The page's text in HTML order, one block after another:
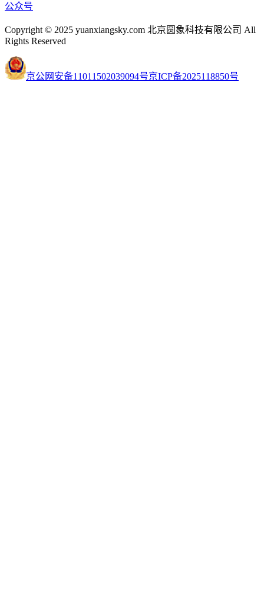
公众号
Copyright © 2025 yuanxiangsky.com 北京圆象科技有限公司 All
Rights Reserved
京公网安备11011502039094号京ICP备2025118850号